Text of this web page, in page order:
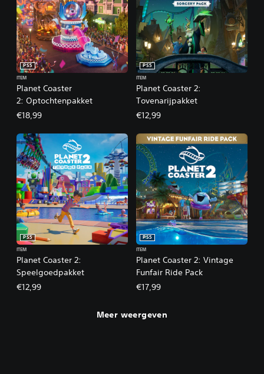
Planet Coaster
2: Optochtenpakket
PS5
ITEM
€18,99
Planet Coaster 2:
Tovenarijpakket
PS5
ITEM
€12,99
Planet Coaster 2:
Speelgoedpakket
PS5
ITEM
€12,99
Planet Coaster 2: Vintage
Funfair Ride Pack
PS5
ITEM
€17,99
Meer weergeven